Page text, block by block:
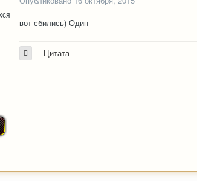
вот сбились) Один
Цитата